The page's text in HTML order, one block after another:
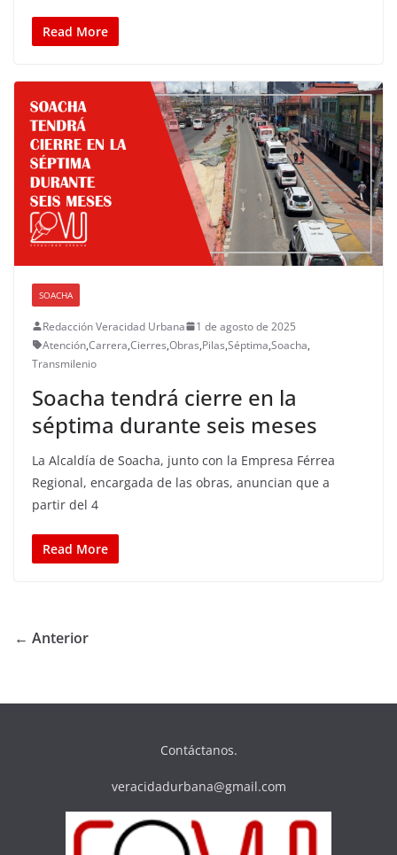
Read More
SOACHA
Redacción Veracidad Urbana
1 de agosto de 2025
Atención,Carrera,Cierres,Obras,Pilas,Séptima,Soacha,
Transmilenio
Soacha tendrá cierre en la
séptima durante seis meses
La Alcaldía de Soacha, junto con la Empresa Férrea
Regional, encargada de las obras, anuncian que a
partir del 4
Read More
← Anterior
Contáctanos.
veracidadurbana@gmail.com